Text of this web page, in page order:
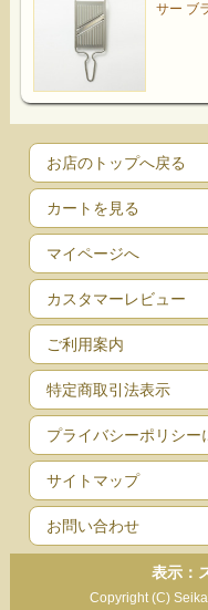
サー ブ
お店のトップへ戻る
カートを見る
マイページへ
カスタマーレビュー
ご利用案内
特定商取引法表示
プライバシーポリシー
サイトマップ
お問い合わせ
表示：
Copyright (C)